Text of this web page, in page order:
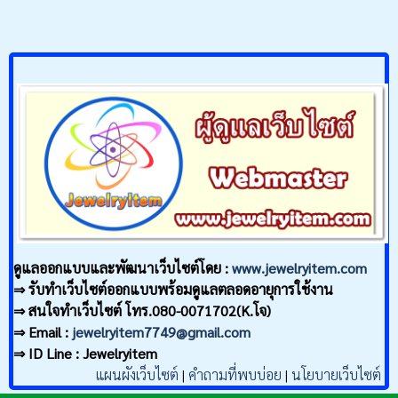
ดูแลออกแบบและพัฒนาเว็บไซต์โดย :www.jewelryitem.com
⇒ รับทำเว็บไซต์ออกแบบพร้อมดูแลตลอดอายุการใช้งาน
⇒ สนใจทำเว็บไซต์ โทร.080-0071702(K.โจ)
⇒ Email : jewelryitem7749@gmail.com
⇒ ID Line : Jewelryitem
แผนผังเว็บไซต์ | คำถามที่พบบ่อย | นโยบายเว็บไซต์